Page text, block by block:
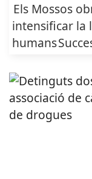
Els Mossos
intensificar la
humans